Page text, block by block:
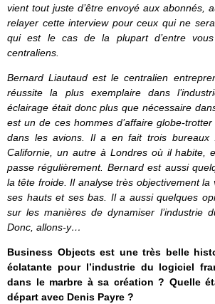
vient tout juste d’être envoyé aux abonnés,
relayer cette interview pour ceux qui ne
qui est le cas de la plupart d’entre
centraliens.
Bernard Liautaud est le centralien
réussite la plus exemplaire dans
éclairage était donc plus que nécessaire
est un de ces hommes d’affaire globe-
dans les avions. Il a en fait trois
Californie, un autre à Londres où il habite,
passe régulièrement. Bernard est aussi
la tête froide. Il analyse très objectivement la
ses hauts et ses bas. Il a aussi quelques
sur les manières de dynamiser l’industrie
Donc, allons-y…
Business Objects est une très belle
éclatante pour l’industrie du logiciel
dans le marbre à sa création ? Quelle
départ avec Denis Payre ?